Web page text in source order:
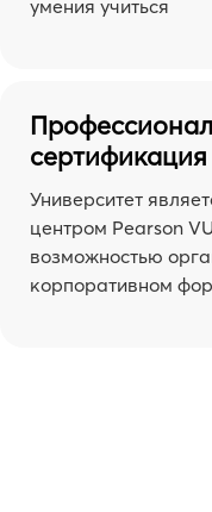
умения учиться
сертификация
Университет
центром Pearson
возможностью
корпоративном